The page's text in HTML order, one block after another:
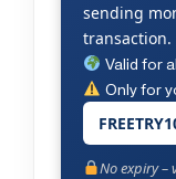
sending
transaction.
Valid for
Only for
No expiry –